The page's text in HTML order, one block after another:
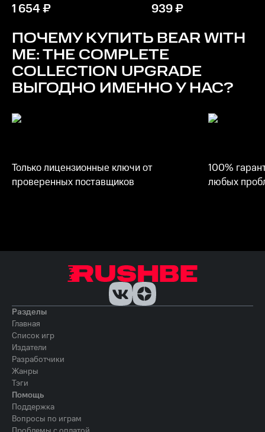
Место на диске
1200 МБ
1 654₽
939₽
ПОЧЕМУ КУПИТЬ BEAR WITH
ME: THE COMPLETE
COLLECTION UPGRADE
ВЫГОДНО ИМЕННО У НАС?
Только лицензионные ключи от
проверенных поставщиков
100%
любых
Разделы
Главная
Список игр
Издатели
Разработчики
Жанры
Тэги
Помощь
Поддержка
Вопросы по играм